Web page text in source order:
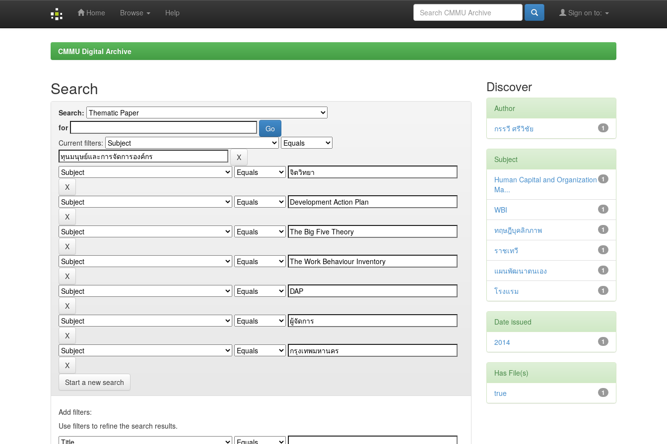
Home Browse Help Sign on to:
CMMU Digital Archive
Search
Search:
for
Current filters:
Start a new search
Add filters:
Use filters to refine the search results.
Discover
Author
1
กรรวี ศรีวิชัย
Subject
1
Human Capital and Organization
Ma...
1
WBI
1
ทฤษฎีบุคลิกภาพ
1
ราชเทวี
1
แผนพัฒนาตนเอง
1
โรงแรม
Date issued
1
2014
Has File(s)
1
true